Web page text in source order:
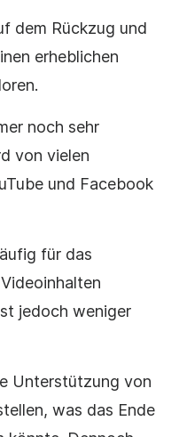
dem Rückzug und
erheblichen
noch sehr
von vielen
und Facebook
für das
jedoch weniger
Unterstützung von
was das Ende